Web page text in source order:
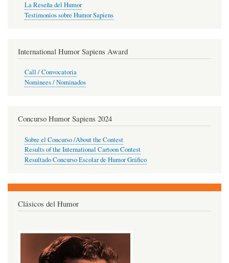
La Reseña del Humor
Testimonios sobre Humor Sapiens
International Humor Sapiens Award
Call / Convocatoria
Nominees / Nominados
Concurso Humor Sapiens 2024
Sobre el Concurso /About the Contest
Results of the International Cartoon Contest
Resultado Concurso Escolar de Humor Gráfico
Clásicos del Humor